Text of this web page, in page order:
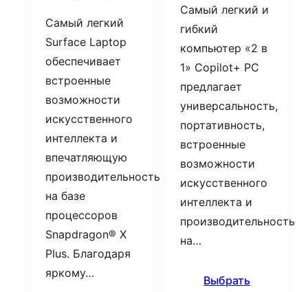
Самый легкий
Surface Laptop
обеспечивает
встроенные
возможности
искусственного
интеллекта и
впечатляющую
производительность
на базе
процессоров
Snapdragon® X
Plus. Благодаря
яркому…
Самый легкий и
гибкий
компьютер «2 в
1» Copilot+ PC
предлагает
универсальность,
портативность,
встроенные
возможности
искусственного
интеллекта и
производительность
на…
Выбрать